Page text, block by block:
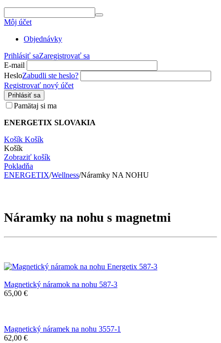
Môj účet
Objednávky
Prihlásiť saZaregistrovať sa
E-mail
HesloZabudli ste heslo?
Registrovať nový účet
Prihlásiť sa
Pamätaj si ma
ENERGETIX SLOVAKIA
Košík Košík
Košík
Zobraziť košík
Pokladňa
ENERGETIX/Wellness/Náramky NA NOHU
Náramky na nohu s magnetmi
Magnetický náramok na nohu 587-3
65,00 €
Magnetický náramek na nohu 3557-1
62,00 €